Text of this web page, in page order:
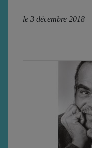
le 3 décembre 2018